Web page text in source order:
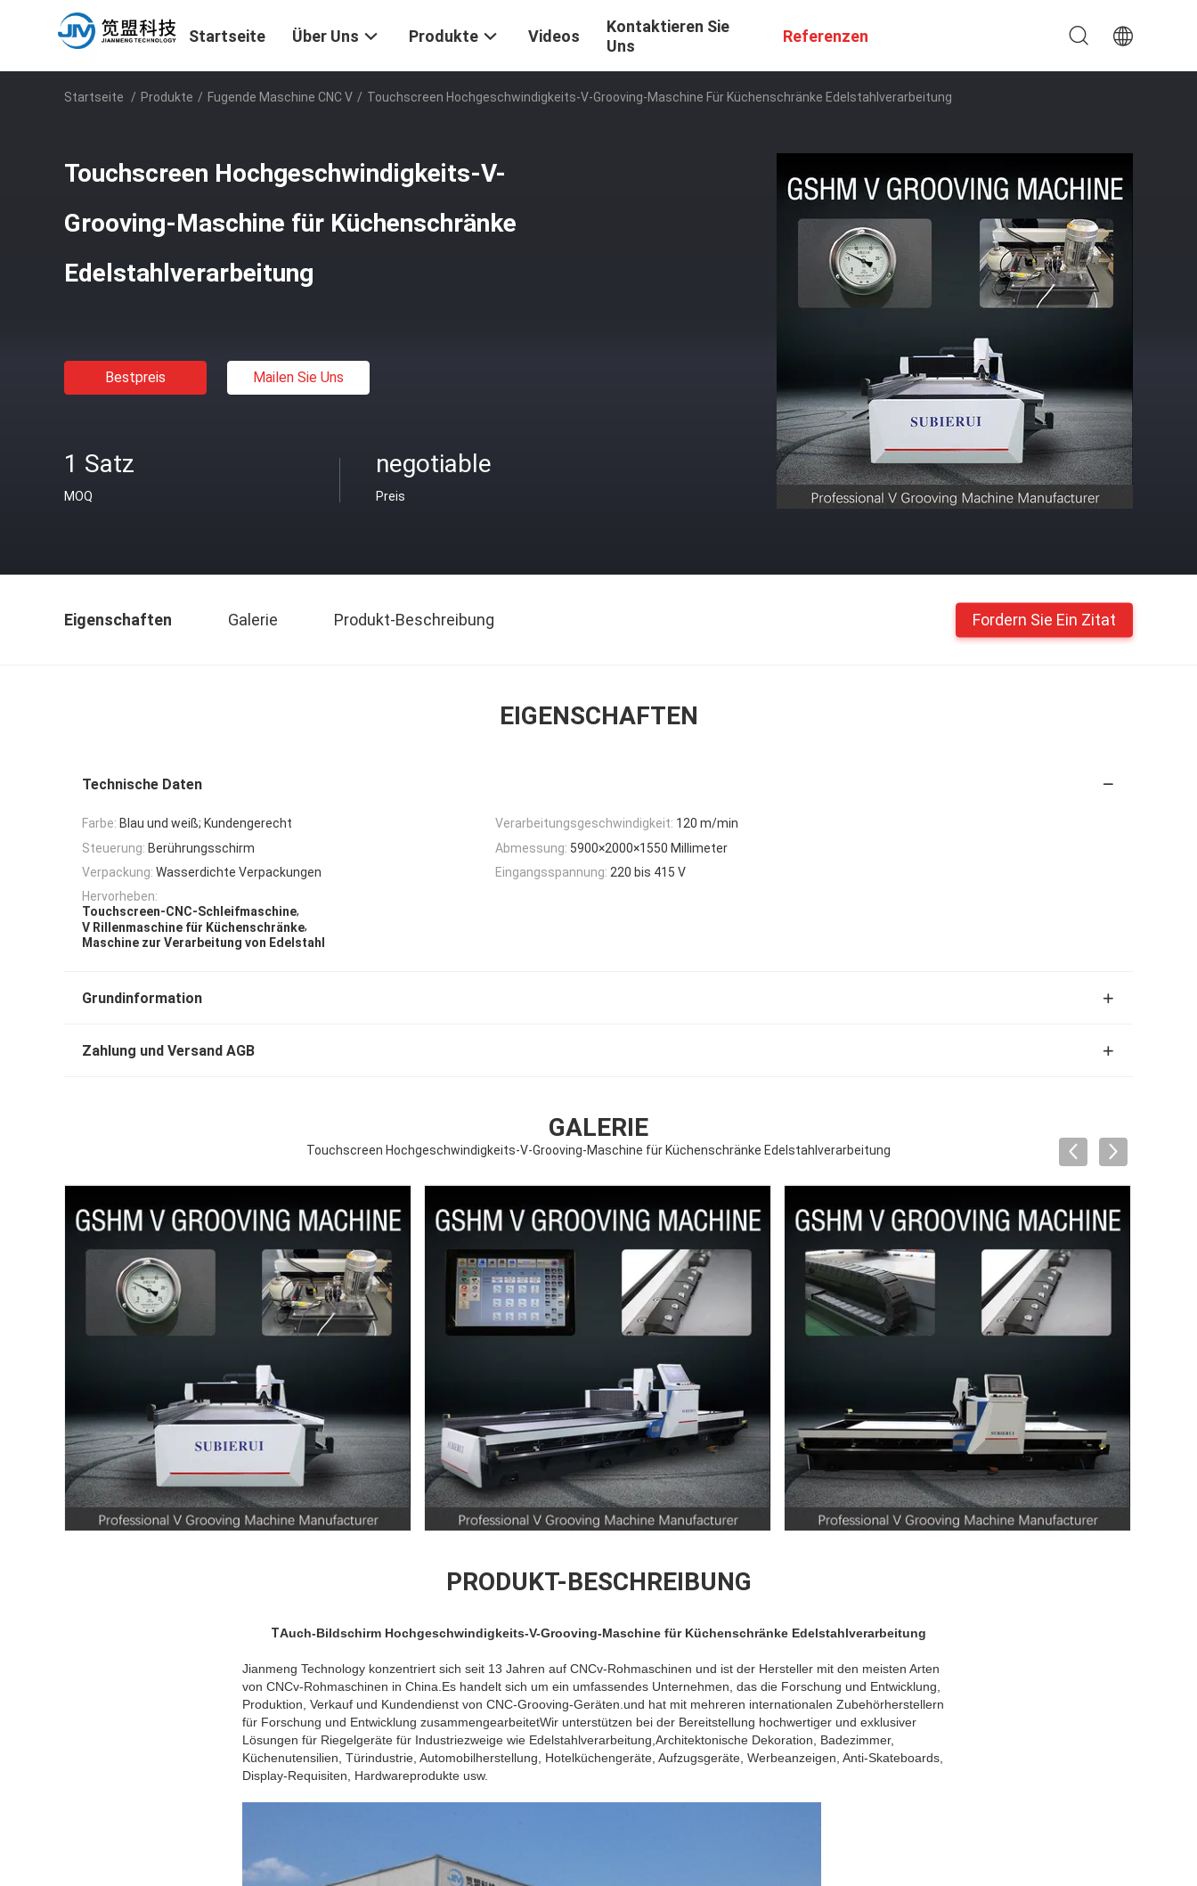
Startseite Über Uns Produkte Videos
Kontaktieren Sie
Uns
Referenzen
Startseite / Produkte / Fugende Maschine CNC V / Touchscreen Hochgeschwindigkeits-V-Grooving-Maschine Für Küchenschränke Edelstahlverarbeitung
Touchscreen Hochgeschwindigkeits-V-
Grooving-Maschine für Küchenschränke
Edelstahlverarbeitung
Bestpreis Mailen Sie Uns
1 Satz
MOQ
negotiable
Preis
Eigenschaften Galerie Produkt-Beschreibung Fordern Sie Ein Zitat
EIGENSCHAFTEN
Technische Daten
Farbe: Blau und weiß; Kundengerecht Verarbeitungsgeschwindigkeit: 120 m/min
Steuerung: Berührungsschirm Abmessung: 5900×2000×1550 Millimeter
Verpackung: Wasserdichte Verpackungen Eingangsspannung: 220 bis 415 V
Hervorheben:
Touchscreen-CNC-Schleifmaschine,
V Rillenmaschine für Küchenschränke,
Maschine zur Verarbeitung von Edelstahl
Grundinformation
Zahlung und Versand AGB
GALERIE
Touchscreen Hochgeschwindigkeits-V-Grooving-Maschine für Küchenschränke Edelstahlverarbeitung
PRODUKT-BESCHREIBUNG
TAuch-Bildschirm Hochgeschwindigkeits-V-Grooving-Maschine für Küchenschränke Edelstahlverarbeitung
Jianmeng Technology konzentriert sich seit 13 Jahren auf CNCv-Rohmaschinen und ist der Hersteller mit den meisten Arten
von CNCv-Rohmaschinen in China.Es handelt sich um ein umfassendes Unternehmen, das die Forschung und Entwicklung,
Produktion, Verkauf und Kundendienst von CNC-Grooving-Geräten.und hat mit mehreren internationalen Zubehörherstellern
für Forschung und Entwicklung zusammengearbeitetWir unterstützen bei der Bereitstellung hochwertiger und exklusiver
Lösungen für Riegelgeräte für Industriezweige wie Edelstahlverarbeitung,Architektonische Dekoration, Badezimmer,
Küchenutensilien, Türindustrie, Automobilherstellung, Hotelküchengeräte, Aufzugsgeräte, Werbeanzeigen, Anti-Skateboards,
Display-Requisiten, Hardwareprodukte usw.